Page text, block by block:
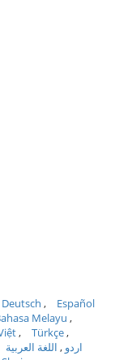
Deutsch
Español
Melayu
Türkçe
اردو
اللغة العربية